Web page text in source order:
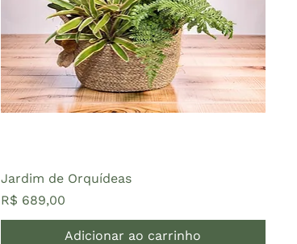
Jardim de Orquídeas
Preço
R$ 689,00
Adicionar ao carrinho